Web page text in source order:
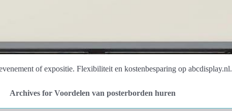
of expositie. Flexibiliteit en kostenbesparing op abcdisplay.nl.
Archives for Voordelen van posterborden huren